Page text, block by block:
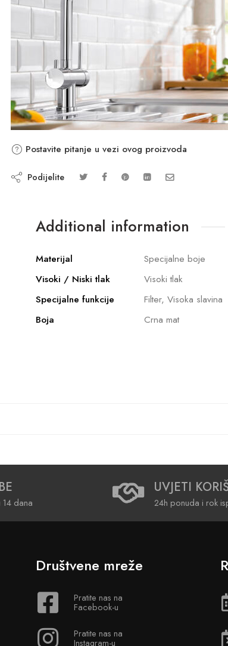
Postavite pitanje u vezi ovog proizvoda
Podijelite
Additional information
Materijal
Specijalne boje
Visoki / Niski tlak
Visoki tlak
Specijalne funkcije
Filter, Visoka slavina
Boja
Crna mat
dana
UVJETI
24h ponuda i rok
Društvene mreže
Pratite nas na
Facebook-u
Pratite nas na
Instagram-u